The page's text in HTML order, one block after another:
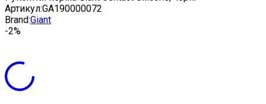
Артикул:GA190000072
Brand:Giant
-2%